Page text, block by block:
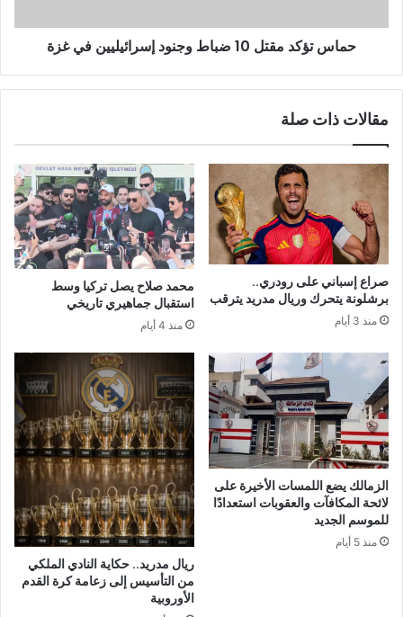
حماس تؤكد مقتل 10 ضباط وجنود إسرائيليين في غزة
مقالات ذات صلة
صراع إسباني على رودري..
برشلونة يتحرك وريال مدريد يترقب
منذ 3 أيام
محمد صلاح يصل تركيا وسط
استقبال جماهيري تاريخي
منذ 4 أيام
الزمالك يضع اللمسات الأخيرة على
لائحة المكافآت والعقوبات استعدادًا
للموسم الجديد
منذ 5 أيام
ريال مدريد.. حكاية النادي الملكي
من التأسيس إلى زعامة كرة القدم
الأوروبية